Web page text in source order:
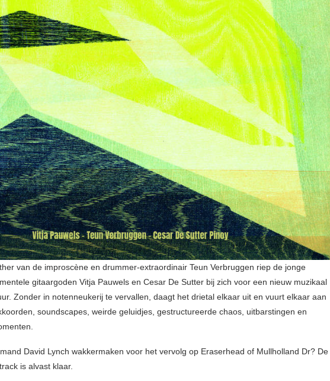
van de improscène en drummer-extraordinair Teun Verbruggen riep de jonge
gitaargoden Vitja Pauwels en Cesar De Sutter bij zich voor een nieuw muzikaal
Zonder in notenneukerij te vervallen, daagt het drietal elkaar uit en vuurt elkaar aan
soundscapes, weirde geluidjes, gestructureerde chaos, uitbarstingen en
David Lynch wakkermaken voor het vervolg op Eraserhead of Mullholland Dr? De
is alvast klaar.